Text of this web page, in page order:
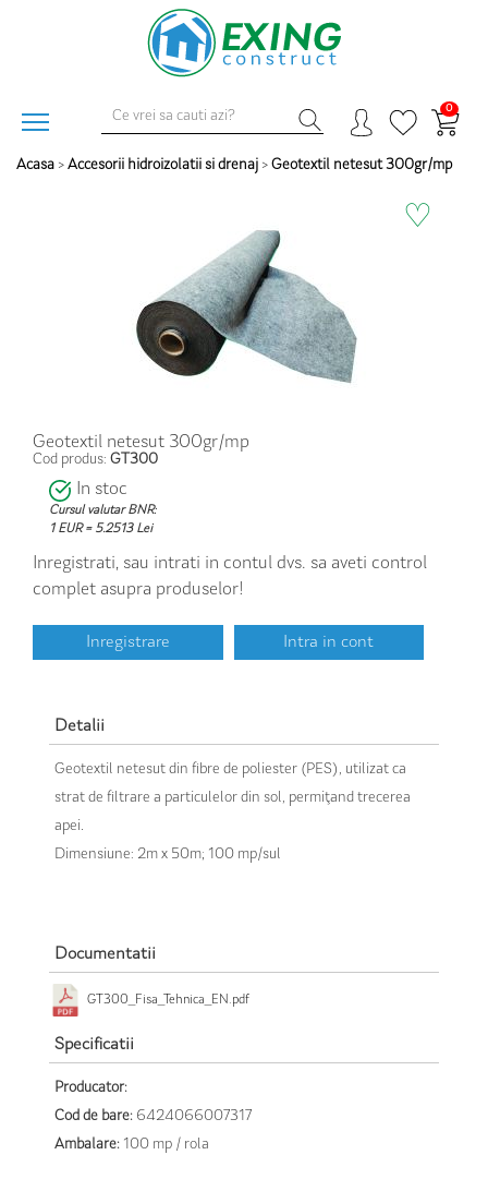
0
Acasa > Accesorii hidroizolatii si drenaj > Geotextil netesut 300gr/mp
♡
Geotextil netesut 300gr/mp
Cod produs: GT300
In stoc
Cursul valutar BNR:
1 EUR = 5.2513 Lei
Inregistrati, sau intrati in contul dvs. sa aveti control
complet asupra produselor!
Inregistrare Intra in cont
Detalii
Geotextil netesut din fibre de poliester (PES), utilizat ca
strat de filtrare a particulelor din sol, permiţand trecerea
apei.
Dimensiune: 2m x 50m; 100 mp/sul
Documentatii
GT300_Fisa_Tehnica_EN.pdf
Specificatii
Producator:
Cod de bare: 6424066007317
Ambalare: 100 mp / rola